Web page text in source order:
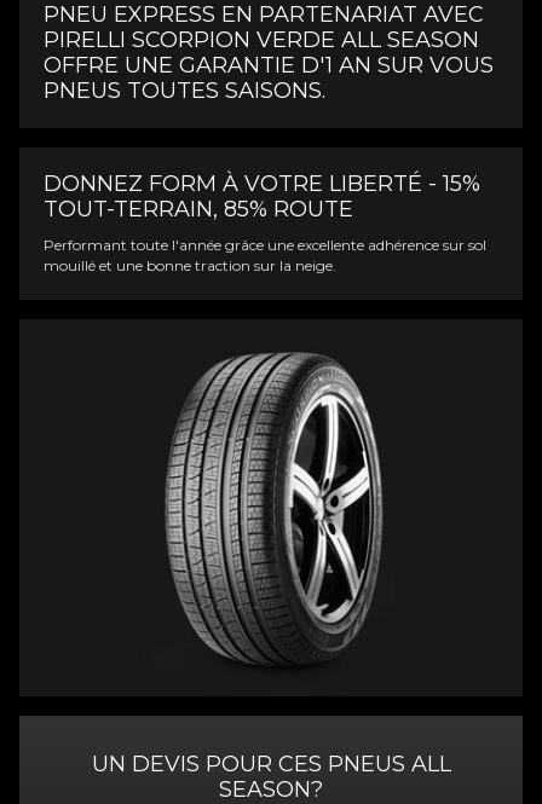
PNEU EXPRESS EN PARTENARIAT AVEC
PIRELLI SCORPION VERDE ALL SEASON
OFFRE UNE GARANTIE D'1 AN SUR VOUS
PNEUS TOUTES SAISONS.
DONNEZ FORM À VOTRE LIBERTÉ - 15%
TOUT-TERRAIN, 85% ROUTE
Performant toute l'année grâce une excellente adhérence sur sol
mouillé et une bonne traction sur la neige.
UN DEVIS POUR CES PNEUS ALL
SEASON?